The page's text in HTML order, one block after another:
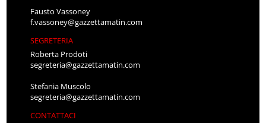
Fausto Vassoney
f.vassoney@gazzettamatin.com
SEGRETERIA
Roberta Prodoti
segreteria@gazzettamatin.com
Stefania Muscolo
segreteria@gazzettamatin.com
CONTATTACI